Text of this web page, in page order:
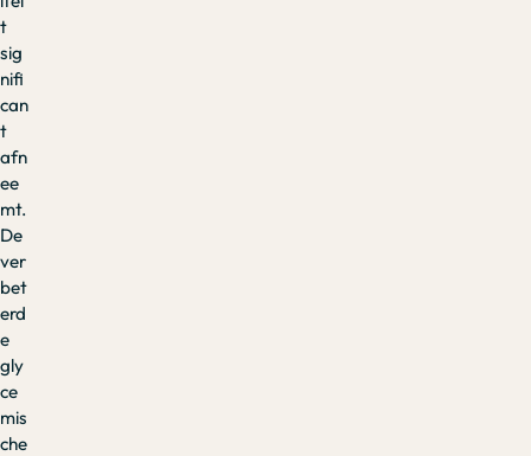
t
sig
nifi
can
t
afn
ee
mt.
De
ver
bet
erd
e
gly
ce
mis
che